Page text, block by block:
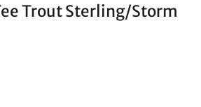
Trout Sterling/Storm